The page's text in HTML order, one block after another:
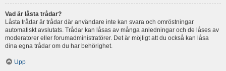
Vad är låsta trådar?
Låsta trådar är trådar där användare inte kan svara och omröstningar
automatiskt avslutats. Trådar kan låsas av många anledningar och de låses av
moderatorer eller forumadministratörer. Det är möjligt att du också kan låsa
dina egna trådar om du har behörighet.
Upp